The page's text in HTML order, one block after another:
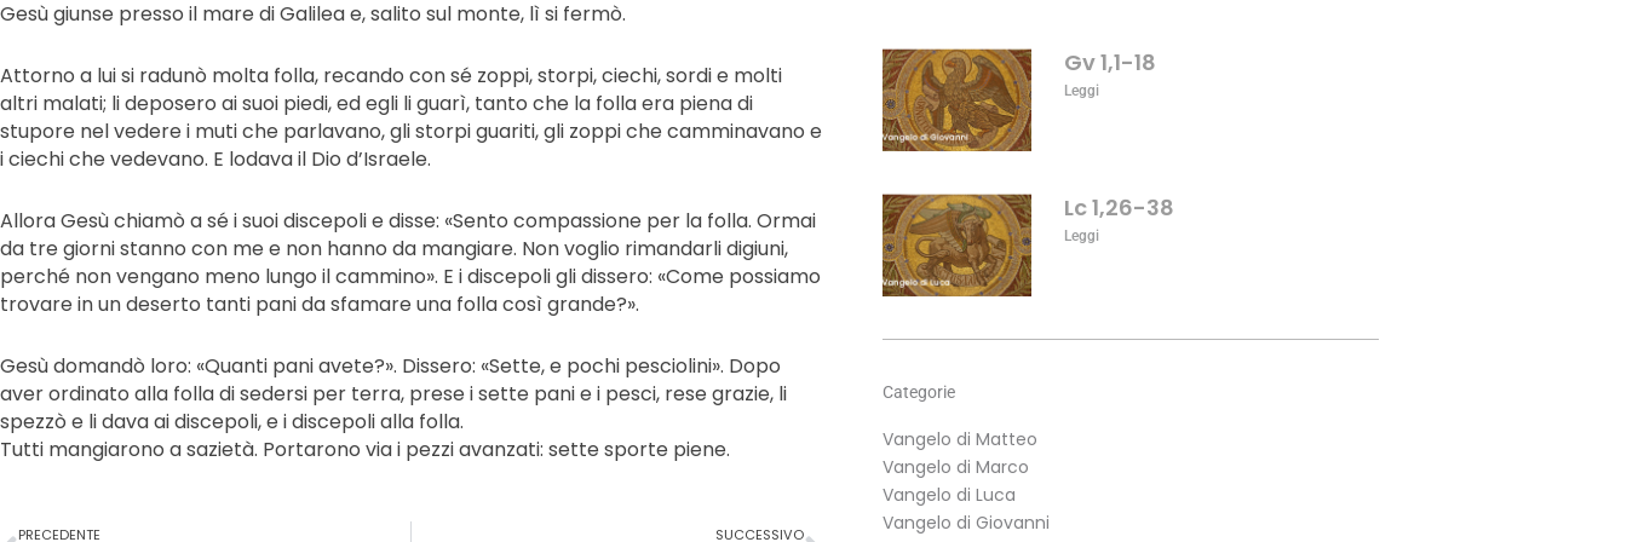
diminuire
il
Gesù giunse presso il mare di Galilea e, salito sul monte, lì si fermò.
Attorno a lui si radunò molta folla, recando con sé zoppi, storpi, ciechi, sordi e molti
altri malati; li deposero ai suoi piedi, ed egli li guarì, tanto che la folla era piena di
stupore nel vedere i muti che parlavano, gli storpi guariti, gli zoppi che camminavano e
i ciechi che vedevano. E lodava il Dio d’Israele.
Allora Gesù chiamò a sé i suoi discepoli e disse: «Sento compassione per la folla. Ormai
da tre giorni stanno con me e non hanno da mangiare. Non voglio rimandarli digiuni,
perché non vengano meno lungo il cammino». E i discepoli gli dissero: «Come possiamo
trovare in un deserto tanti pani da sfamare una folla così grande?».
Gesù domandò loro: «Quanti pani avete?». Dissero: «Sette, e pochi pesciolini». Dopo
aver ordinato alla folla di sedersi per terra, prese i sette pani e i pesci, rese grazie, li
spezzò e li dava ai discepoli, e i discepoli alla folla.
Tutti mangiarono a sazietà. Portarono via i pezzi avanzati: sette sporte piene.
PRECEDENTE SUCCESSIVO
Gv 1,1-18
Leggi
Lc 1,26-38
Leggi
Categorie
Vangelo di Matteo
Vangelo di Marco
Vangelo di Luca
Vangelo di Giovanni